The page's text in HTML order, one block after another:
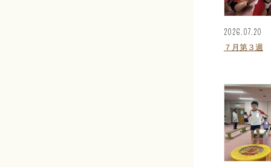
2026.07.20
７月第３週